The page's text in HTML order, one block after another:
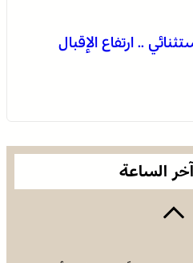
.. ارتفاع الإقبال
آخر الساعة
داخل عشة بمنطقة منابع